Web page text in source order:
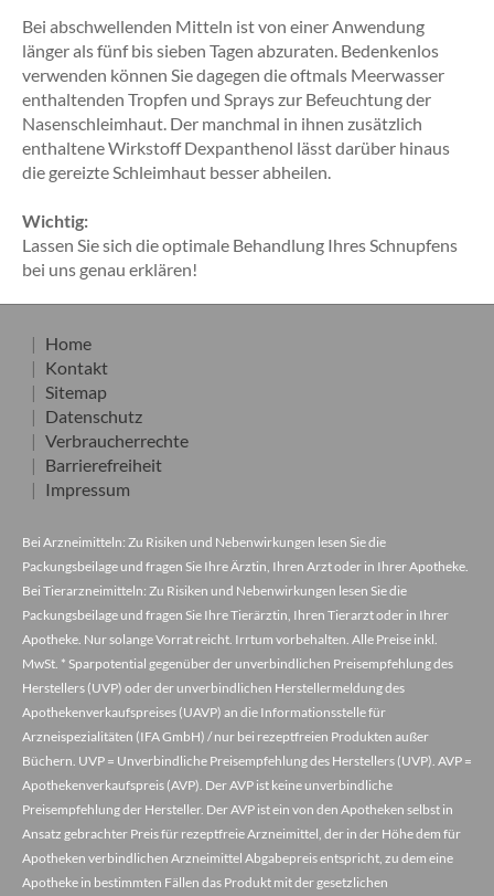
Bei abschwellenden Mitteln ist von einer Anwendung
länger als fünf bis sieben Tagen abzuraten. Bedenkenlos
verwenden können Sie dagegen die oftmals Meerwasser
enthaltenden Tropfen und Sprays zur Befeuchtung der
Nasenschleimhaut. Der manchmal in ihnen zusätzlich
enthaltene Wirkstoff Dexpanthenol lässt darüber hinaus
die gereizte Schleimhaut besser abheilen.
Wichtig:
Lassen Sie sich die optimale Behandlung Ihres Schnupfens
bei uns genau erklären!
Home
Kontakt
Sitemap
Datenschutz
Verbraucherrechte
Barrierefreiheit
Impressum
Bei Arzneimitteln: Zu Risiken und Nebenwirkungen lesen Sie die
Packungsbeilage und fragen Sie Ihre Ärztin, Ihren Arzt oder in Ihrer Apotheke.
Bei Tierarzneimitteln: Zu Risiken und Nebenwirkungen lesen Sie die
Packungsbeilage und fragen Sie Ihre Tierärztin, Ihren Tierarzt oder in Ihrer
Apotheke. Nur solange Vorrat reicht. Irrtum vorbehalten. Alle Preise inkl.
MwSt. * Sparpotential gegenüber der unverbindlichen Preisempfehlung des
Herstellers (UVP) oder der unverbindlichen Herstellermeldung des
Apothekenverkaufspreises (UAVP) an die Informationsstelle für
Arzneispezialitäten (IFA GmbH) / nur bei rezeptfreien Produkten außer
Büchern. UVP = Unverbindliche Preisempfehlung des Herstellers (UVP). AVP =
Apothekenverkaufspreis (AVP). Der AVP ist keine unverbindliche
Preisempfehlung der Hersteller. Der AVP ist ein von den Apotheken selbst in
Ansatz gebrachter Preis für rezeptfreie Arzneimittel, der in der Höhe dem für
Apotheken verbindlichen Arzneimittel Abgabepreis entspricht, zu dem eine
Apotheke in bestimmten Fällen das Produkt mit der gesetzlichen